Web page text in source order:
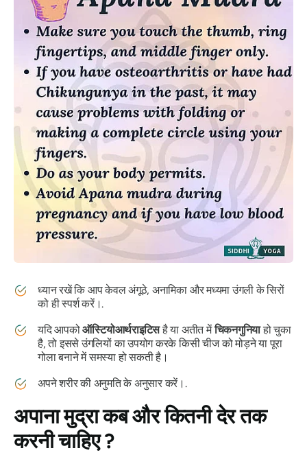
ध्यान रखें कि आप केवल अंगूठे, अनामिका और मध्यमा उंगली के सिरों
को ही स्पर्श करें।.
यदि आपकोऑस्टियोआर्थराइटिसहै या अतीत मेंचिकनगुनियाहो चुका
है, तो इससे उंगलियों का उपयोग करके किसी चीज को मोड़ने या पूरा
गोला बनाने में समस्या हो सकती है।
अपने शरीर की अनुमति के अनुसार करें।.
अपाना मुद्राकब और कितनी देर तक
करनी चाहिए ?